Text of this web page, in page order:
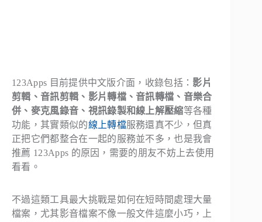
123Apps 目前提供中文版介面，收錄包括： 影片
剪輯、音訊剪輯、影片轉檔、音訊轉檔、音樂合
併、麥克風錄音、視訊錄製和線上解壓縮等各種
功能，其實類似的線上轉檔服務還真不少，但真
正把它們都整合在一起的服務並不多，也是我會
推薦 123Apps 的原因，需要的朋友不妨上去使用
看看。
不過這類工具最大挑戰是如何在短時間處理大量
檔案，尤其影音檔案不像一般文件這麼小巧，上